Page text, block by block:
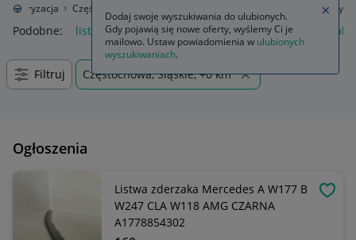
Motoryzacja Części samochodowe Listwy
Podobne: listwy listwy przypodłogowe listwy progowe
Filtruj Częstochowa, Śląskie, +0 km
Ogłoszenia
Listwa zderzaka Mercedes A W177 B
W247 CLA W118 AMG CZARNA
A1778854302
Dodaj swoje wyszukiwania do ulubionych.
Gdy pojawią się nowe oferty, wyślemy Ci je
mailowo. Ustaw powiadomienia w ulubionych
wyszukiwaniach.